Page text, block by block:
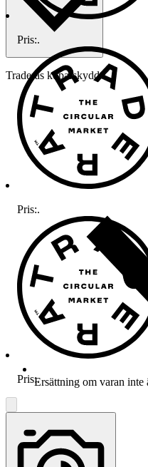
Traderas köparskydd
Ersättning om varan inte
Pris:.
Pris:.
Pris:.